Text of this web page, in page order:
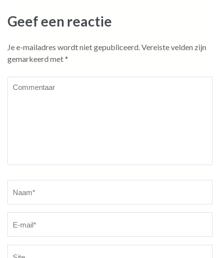
Geef een reactie
Je e-mailadres wordt niet gepubliceerd.Vereiste velden zijn
gemarkeerd met*